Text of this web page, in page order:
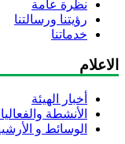
نظرة عامة
رؤيتنا ورسالتنا
خدماتنا
أخبار الهيئة
الأنشطة والفعاليات
الوسائط و الأرشيف